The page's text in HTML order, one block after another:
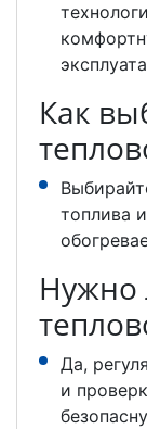
Как
топлива
Нужно
Да,
и